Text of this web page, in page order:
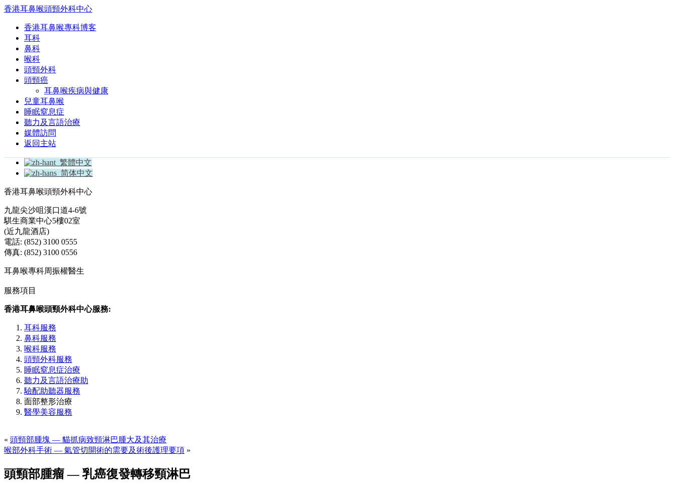
香港耳鼻喉頭頸外科中心
香港耳鼻喉專科博客
耳科
鼻科
喉科
頭頸外科
頭頸癌
耳鼻喉疾病與健康
兒童耳鼻喉
睡眠窒息症
聽力及言語治療
媒體訪問
返回主站
繁體中文
简体中文
香港耳鼻喉頭頸外科中心
九龍尖沙咀漢口道4-6號
騏生商業中心5樓02室
(近九龍酒店)
電話: (852) 3100 0555
傳真: (852) 3100 0556
耳鼻喉專科周振權醫生
服務項目
香港耳鼻喉頭頸外科中心服務:
耳科服務
鼻科服務
喉科服務
頭頸外科服務
睡眠窒息症治療
聽力及言語治療助
驗配助聽器服務
面部整形治療
醫學美容服務
« 頭頸部腫塊 — 貓抓病致頸淋巴腫大及其治療
喉部外科手術 — 氣管切開術的需要及術後護理要項 »
頭頸部腫瘤 — 乳癌復發轉移頸淋巴